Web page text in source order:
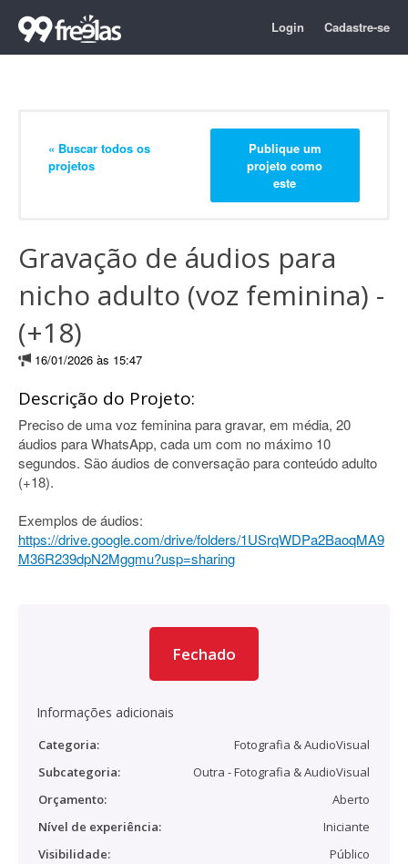
Login Cadastre-se
« Buscar todos os
projetos
Publique um
projeto como
este
Gravação de áudios para
nicho adulto (voz feminina) -
(+18)
16/01/2026 às 15:47
Descrição do Projeto:
Preciso de uma voz feminina para gravar, em média, 20
áudios para WhatsApp, cada um com no máximo 10
segundos. São áudios de conversação para conteúdo adulto
(+18).
Exemplos de áudios:
https://drive.google.com/drive/folders/1USrqWDPa2BaoqMA9
M36R239dpN2Mggmu?usp=sharing
Fechado
Informações adicionais
Categoria:
Fotografia & AudioVisual
Subcategoria:
Outra - Fotografia & AudioVisual
Orçamento:
Aberto
Nível de experiência:
Iniciante
Visibilidade:
Público